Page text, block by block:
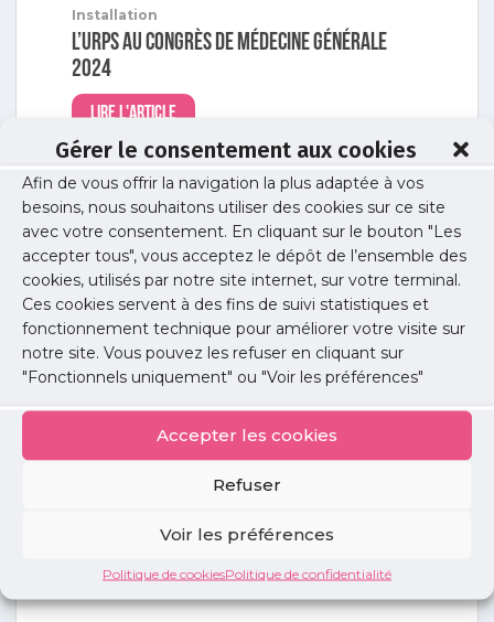
Gérer le consentement aux cookies
Afin de vous offrir la navigation la plus adaptée à vos
besoins, nous souhaitons utiliser des cookies sur ce site
avec votre consentement. En cliquant sur le bouton "Les
accepter tous", vous acceptez le dépôt de l’ensemble des
cookies, utilisés par notre site internet, sur votre terminal.
Ces cookies servent à des fins de suivi statistiques et
fonctionnement technique pour améliorer votre visite sur
notre site. Vous pouvez les refuser en cliquant sur
"Fonctionnels uniquement" ou "Voir les préférences"
Accepter les cookies
Refuser
Voir les préférences
Politique de cookiesPolitique de confidentialité
Installation
L’URPS au Congrès de médecine générale
2024
Lire l'article
Démographie médicale / Offre de soins
L’URPS et la Métropole du Grand Paris
lancent un cri d’alerte sur la
désertification médicale et présentent
leurs pistes d’action
Lire l'article
Exercice professionnel/ Installation
Communiqué : Ile-de-France, le défi médical
Protocole URPS médecins libéraux / ARS : 1er
Lire l'article